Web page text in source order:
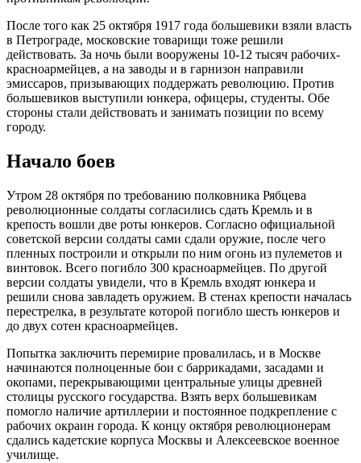
После того как 25 октября 1917 года большевики взяли власть
в Петрограде, московские товарищи тоже решили
действовать. За ночь были вооружены 10-12 тысяч рабочих-
красноармейцев, а на заводы и в гарнизон направили
эмиссаров, призывающих поддержать революцию. Против
большевиков выступили юнкера, офицеры, студенты. Обе
стороны стали действовать и занимать позиции по всему
городу.
Начало боев
Утром 28 октября по требованию полковника Рябцева
революционные солдаты согласились сдать Кремль и в
крепость вошли две роты юнкеров. Согласно официальной
советской версии солдаты сами сдали оружие, после чего
пленных построили и открыли по ним огонь из пулеметов и
винтовок. Всего погибло 300 красноармейцев. По другой
версии солдаты увидели, что в Кремль входят юнкера и
решили снова завладеть оружием. В стенах крепости началась
перестрелка, в результате которой погибло шесть юнкеров и
до двух сотен красноармейцев.
Попытка заключить перемирие провалилась, и в Москве
начинаются полноценные бои с баррикадами, засадами и
окопами, перекрывающими центральные улицы древней
столицы русского государства. Взять верх большевикам
помогло наличие артиллерии и постоянное подкрепление с
рабочих окраин города. К концу октября революционерам
сдались кадетские корпуса Москвы и Алексеевское военное
училище.